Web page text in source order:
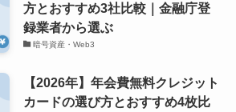
方とおすすめ3社比較｜金融庁登
録業者から選ぶ
暗号資産・Web3
【2026年】年会費無料クレジット
カードの選び方とおすすめ4枚比